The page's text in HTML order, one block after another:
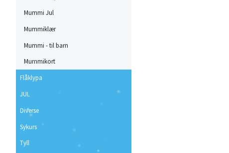
Mummi Jul
Mummiklær
Mummi - til barn
Mummikort
Flåklypa
JUL
Diverse
Sykurs
Tyll